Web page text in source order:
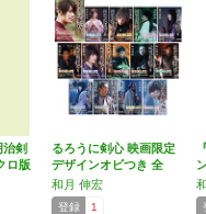
剣
ロ版
るろうに剣心 映画限定
デザインオビつき 全
1…
和月 伸宏
登録 1